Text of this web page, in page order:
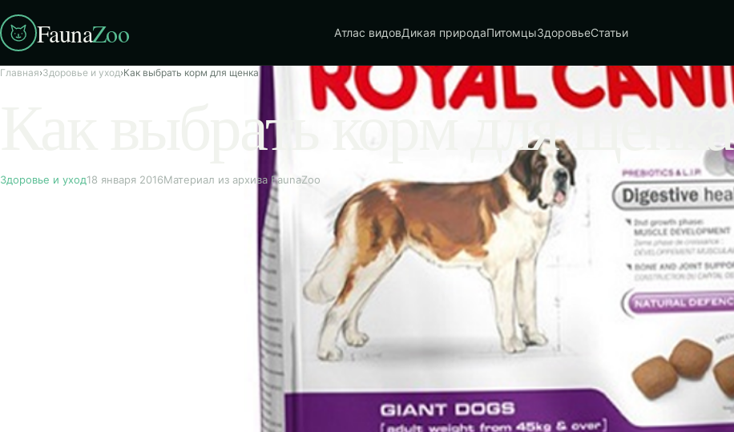
FaunaZoo Атлас видовДикая природаПитомцыЗдоровьеСтатьи
Главная›Здоровье и уход›Как выбрать корм для щенка
Как выбрать корм для щенка
Здоровье и уход18 января 2016Материал из архива FaunaZoo